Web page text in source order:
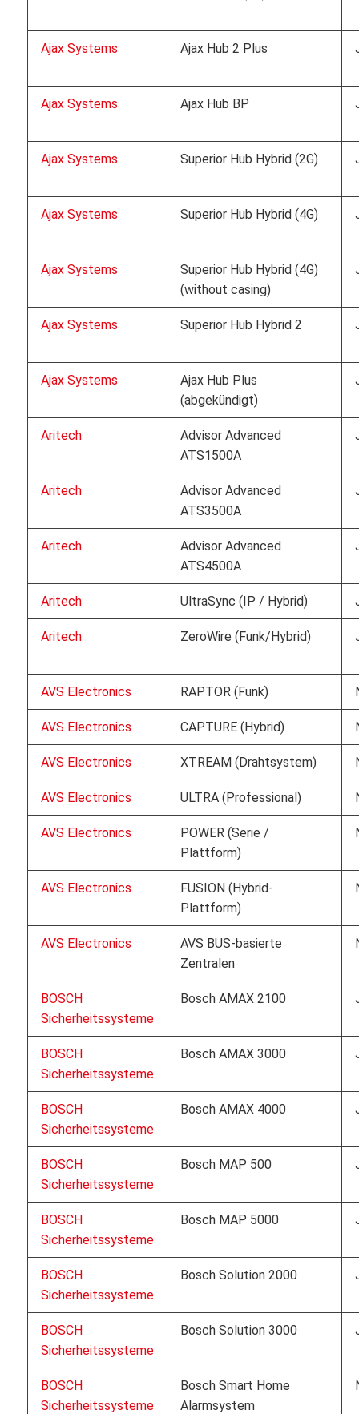
Ajax Systems Ajax Hub 2 Plus
Ajax Systems Ajax Hub BP
Ajax Systems Superior Hub Hybrid (2G)
Ajax Systems Superior Hub Hybrid (4G)
Ajax Systems
Superior Hub Hybrid (4G)
(without casing)
Ajax Systems Superior Hub Hybrid 2
Ajax Systems
Ajax Hub Plus
(abgekündigt)
Aritech
Advisor Advanced
ATS1500A
Aritech
Advisor Advanced
ATS3500A
Aritech
Advisor Advanced
ATS4500A
Aritech UltraSync (IP / Hybrid)
Aritech ZeroWire (Funk/Hybrid)
AVS Electronics RAPTOR (Funk)
AVS Electronics CAPTURE (Hybrid)
AVS Electronics XTREAM (Drahtsystem)
AVS Electronics ULTRA (Professional)
AVS Electronics
POWER (Serie /
Plattform)
AVS Electronics
FUSION (Hybrid-
Plattform)
AVS Electronics
AVS BUS-basierte
Zentralen
BOSCH
Sicherheitssysteme
Bosch AMAX 2100
BOSCH
Sicherheitssysteme
Bosch AMAX 3000
BOSCH
Sicherheitssysteme
Bosch AMAX 4000
BOSCH
Sicherheitssysteme
Bosch MAP 500
BOSCH
Sicherheitssysteme
Bosch MAP 5000
BOSCH
Sicherheitssysteme
Bosch Solution 2000
BOSCH
Sicherheitssysteme
Bosch Solution 3000
BOSCH
Sicherheitssysteme
Bosch Smart Home
Alarmsystem